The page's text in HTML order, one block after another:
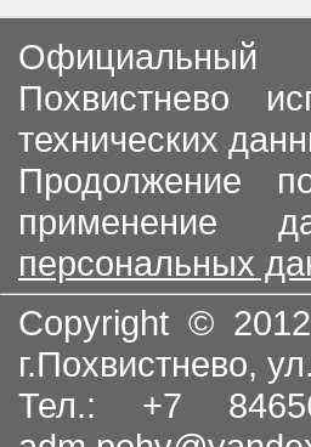
Официальный
Похвистнево
технических
Продолжение
применение
персональных
Copyright ©
г.Похвистнево,
Тел.: +7